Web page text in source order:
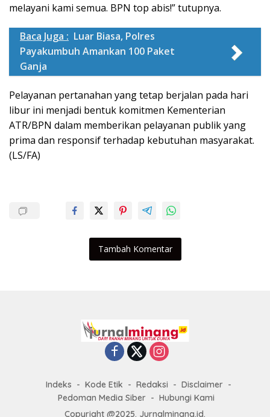
melayani kami semua. BPN top abis!” tutupnya.
Baca Juga : Luar Biasa, Polres
Payakumbuh Amankan 100 Paket
Ganja
Pelayanan pertanahan yang tetap berjalan pada hari
libur ini menjadi bentuk komitmen Kementerian
ATR/BPN dalam memberikan pelayanan publik yang
prima dan responsif terhadap kebutuhan masyarakat.
(LS/FA)
Tambah Komentar
Indeks Kode Etik Redaksi
Disclaimer
Pedoman Media Siber
Hubungi Kami
Copyright @2025. Jurnalminang.id.